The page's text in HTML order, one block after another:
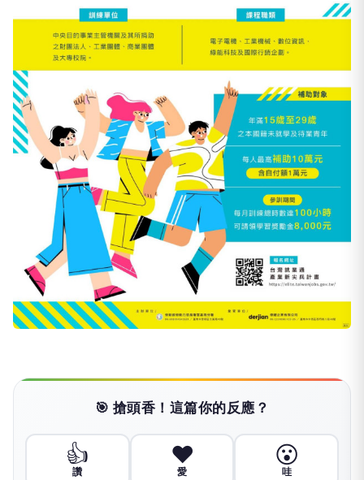
🎯 搶頭香！這篇你的反應？
👍
讚
❤️
愛
😮
哇